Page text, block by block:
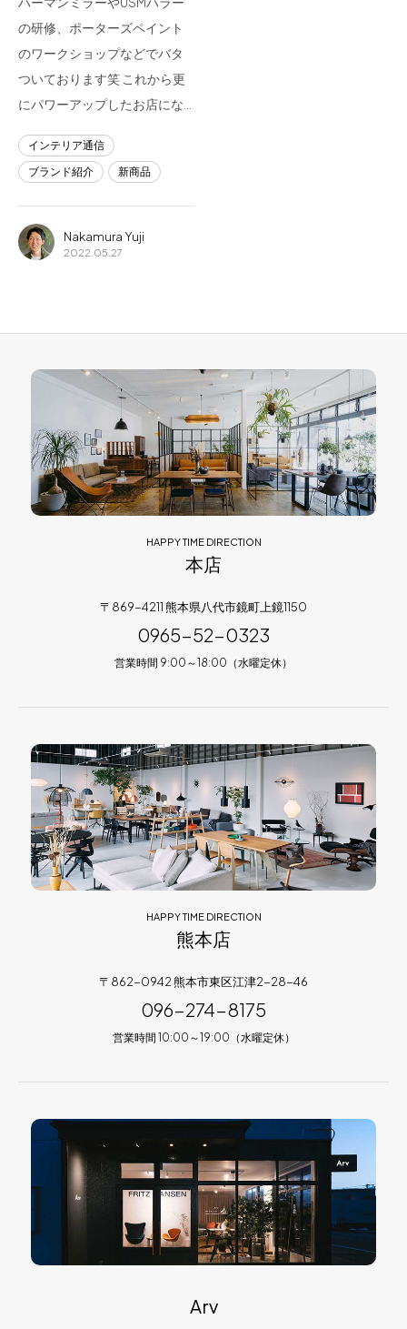
熊本店
Arv
の研修、ポーターズペイント
のワークショップなどでバタ
ついております笑 これから更
にパワーアップしたお店にな…
インテリア通信
ブランド紹介
新商品
Nakamura Yuji
2022.05.27
HAPPY TIME DIRECTION
本店
〒869-4211 熊本県八代市鏡町上鏡1150
0965-52-0323
営業時間 9:00～18:00（水曜定休）
HAPPY TIME DIRECTION
熊本店
〒862-0942 熊本市東区江津2-28-46
096-274-8175
営業時間 10:00～19:00（水曜定休）
Arv